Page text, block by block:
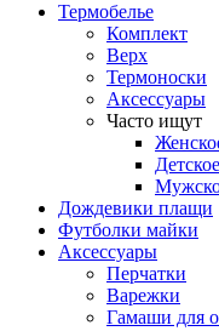
Термобелье
Комплект
Верх
Термоноски
Аксессуары
Часто ищут
Дождевики плащи
Футболки майки
Аксессуары
Перчатки
Варежки
Гамаши для